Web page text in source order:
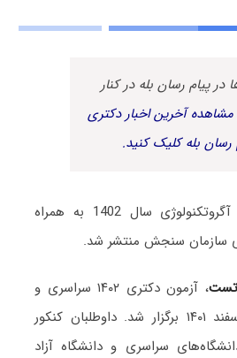
در پیام رسان بله در کنار
مشاهده آخرین اخبار دکتری
رسان بله کلیک کنید.
سوالات آزمون دکتری آگروتکنولوژی سال 1402 به همراه
سازمان سنجش منتشر شد.
، آزمون دکتری ۱۴۰۲ سراسری و
دانشگاه آزاد یازدهم اسفند ۱۴۰۱ برگزار شد. داوطلبان کنکور
سراسری و دانشگاه آزاد